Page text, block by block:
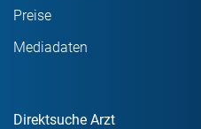
Preise
Mediadaten
Direktsuche Arzt